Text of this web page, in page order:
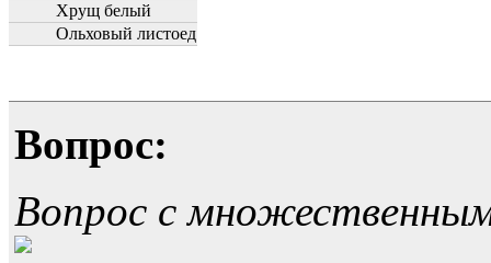
Хрущ белый
Ольховый листоед
Вопрос:
Вопрос с